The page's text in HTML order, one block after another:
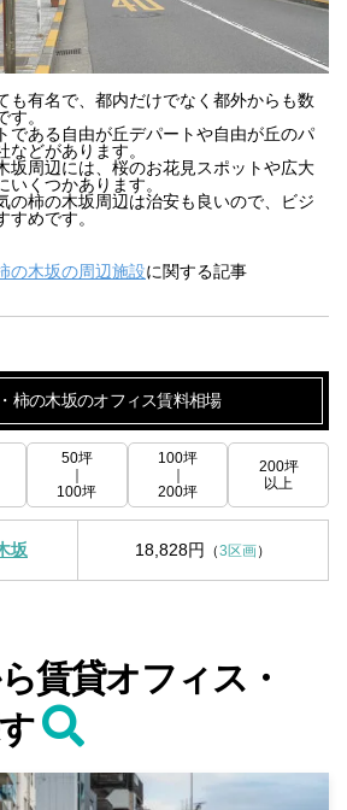
も有名で、都内だけでなく都外からも数
。
である自由が丘デパートや自由が丘のパ
どがあります。
坂周辺には、桜のお花見スポットや広大
くつかあります。
の柿の木坂周辺は治安も良いので、ビジ
めです。
の木坂の周辺施設に関する記事
柿の木坂のオフィス賃料相場
50坪
100坪
100坪
200坪
200坪
以上
坂 18,828円 （3区画）
賃貸オフィス・